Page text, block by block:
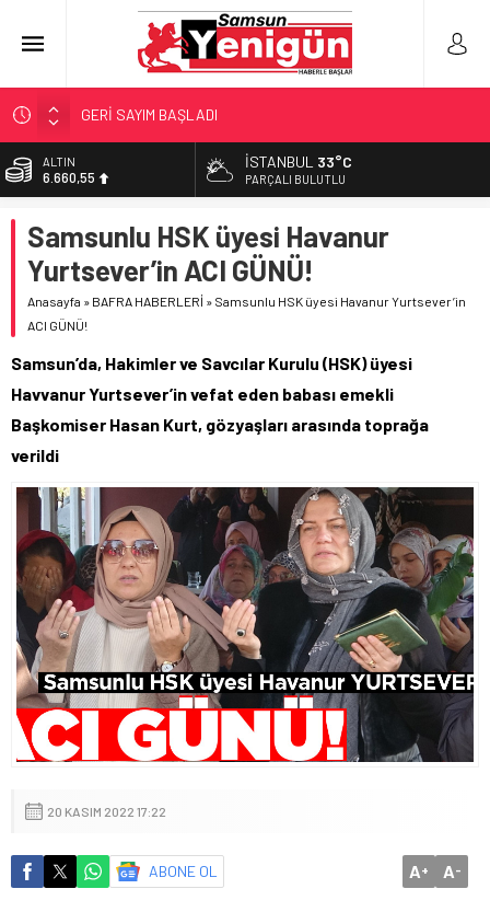
GERİ SAYIM BAŞLADI
SAMSUNSPOR’DA HEDEF 5’İNCİLİK!
‘BAFRA’YA YATIRIM YAPIN!’
YÖNETİCİ SEÇERKEN YAPILAN EN BÜYÜK HATALAR
BİST
13.779,39
47,7111
EURO
55,1881
ALTIN
İSTANBUL 33°C
PARÇALI BULUTLU
Samsunlu HSK üyesi Havanur
Yurtsever’in ACI GÜNÜ!
Anasayfa » BAFRA HABERLERİ » Samsunlu HSK üyesi Havanur Yurtsever’in
ACI GÜNÜ!
Samsun’da, Hakimler ve Savcılar Kurulu (HSK) üyesi
Havvanur Yurtsever’in vefat eden babası emekli
Başkomiser Hasan Kurt, gözyaşları arasında toprağa
verildi
20 KASIM 2022 17:22
ABONE OL A+ A-